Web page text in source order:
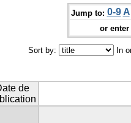
Jump to: 0-9 A
or
Sort by: In
de